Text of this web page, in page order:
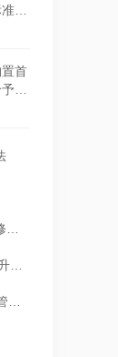
已
首
适
》